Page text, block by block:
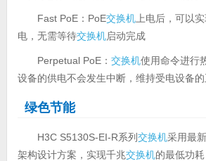
Fast PoE：PoE交换机上电后，可以
电，无需等待交换机启动完成
Perpetual PoE： 交换机使用命令进行
设备的供电不会发生中断，维持受电设备
绿色节能
H3C S5130S-EI-R系列交换机采用最
架构设计方案，实现千兆交换机的最低功耗